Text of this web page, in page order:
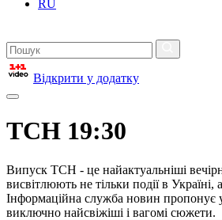
RU
Відкрити у додатку
ТСН 19:30
Випуск ТСН - це найактуальніші
висвітлюють не тільки події в Україні,
Інформаційна служба новин пропонує
виключно найсвіжіші і вагомі сюжети.